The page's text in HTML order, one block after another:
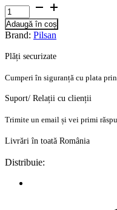
Adaugă în coș
Brand: Pilsan
Plăți securizate
Cumperi în siguranță cu plata prin
Suport/ Relații cu clienții
Trimite un email și vei primi
Livrări în toată România
Distribuie: